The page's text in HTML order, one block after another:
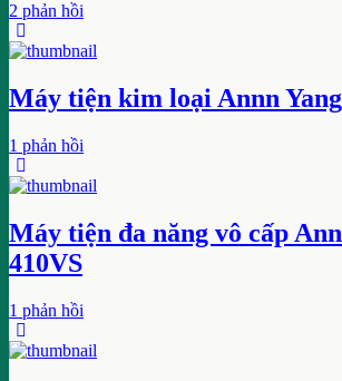
2 phản hồi
Máy tiện kim loại Annn
1 phản hồi
Máy tiện đa năng vô cấp
410VS
1 phản hồi